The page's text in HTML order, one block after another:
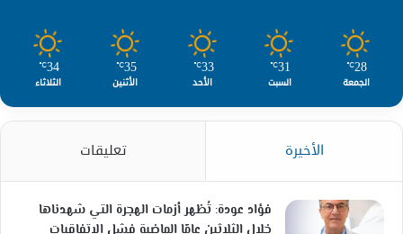
28
℃
الجمعة
31
℃
السبت
33
℃
الأحد
35
℃
الأثنين
34
℃
الثلاثاء
الأخيرة تعليقات
فؤاد عودة: تُظهر أزمات الهجرة التي شهدناها